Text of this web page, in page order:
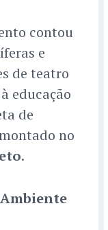
contou
e
de teatro
educação
de
no
.